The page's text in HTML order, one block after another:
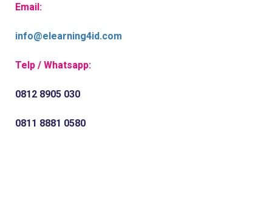
Email:
info@elearning4id.com
Telp / Whatsapp:
0812 8905 030
0811 8881 0580